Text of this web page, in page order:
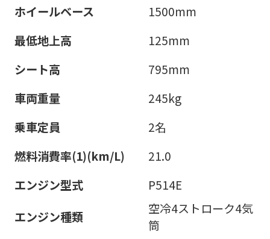
ホイールベース
1500mm
最低地上高
125mm
シート高
795mm
車両重量
245kg
乗車定員
2名
燃料消費率(1)(km/L)
21.0
エンジン型式
P514E
エンジン種類
空冷4ストローク4気
筒